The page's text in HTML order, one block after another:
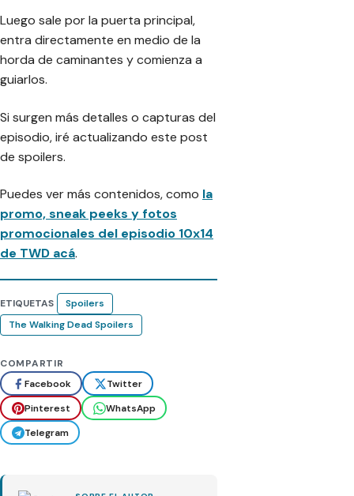
Luego sale por la puerta principal,
entra directamente en medio de la
horda de caminantes y comienza a
guiarlos.
Si surgen más detalles o capturas del
episodio, iré actualizando este post
de spoilers.
Puedes ver más contenidos, como la
promo, sneak peeks y fotos
promocionales del episodio 10x14
de TWD acá.
ETIQUETAS
Spoilers
The Walking Dead Spoilers
COMPARTIR
Facebook
Twitter
Pinterest
WhatsApp
Telegram